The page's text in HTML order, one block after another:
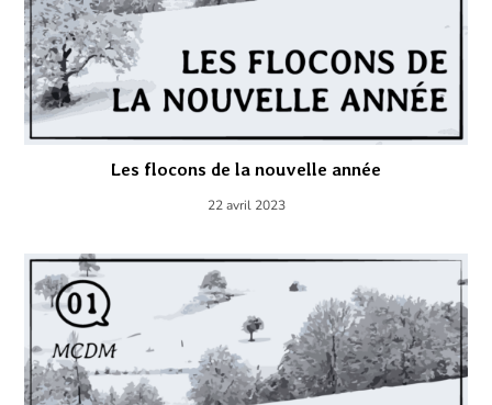
Les flocons de la nouvelle année
22 avril 2023